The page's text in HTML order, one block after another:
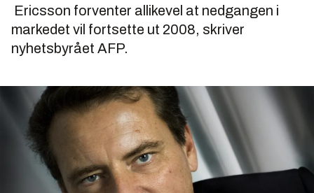
Ericsson forventer allikevel at nedgangen i
markedet vil fortsette ut 2008, skriver
nyhetsbyrået AFP.